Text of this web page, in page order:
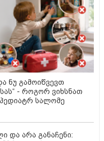
ნუ გამოიწვევთ
- როგორ ვიხსნათ
პედიატრ სალომე
და არა განაჩენი: